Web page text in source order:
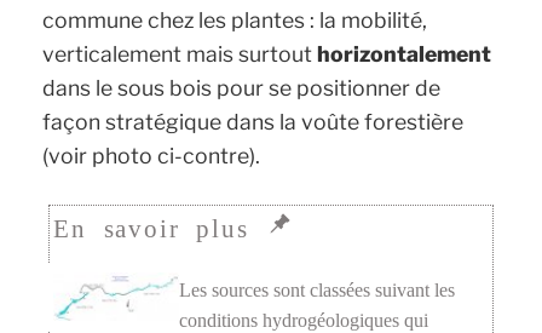
commune chez les plantes : la mobilité,
verticalement mais surtouthorizontalement
dans le sous bois pour se positionner de
façon stratégique dans la voûte forestière
(voir photo ci-contre).
Les sources sont classées suivant les
conditions hydrogéologiques qui